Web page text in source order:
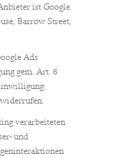
ist Google
Barrow Street,
Ads
gem. Art. 6
verarbeiteten
und